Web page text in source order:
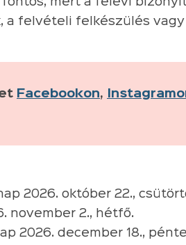
a felvételi felkészülés
Facebookon,
2026. október 22.,
november 2., hétfő.
2026. december 18.,